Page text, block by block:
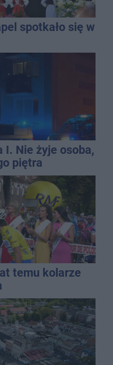
spotkało się w
I. Nie żyje osoba,
piętra
temu kolarze